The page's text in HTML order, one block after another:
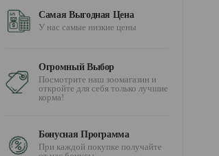
Самая Выгодная Цена
У нас самые низкие цены
Огромный Выбор
Посмотрите наш зоомагазин и
откройте для себя только лучшие
корма!
Бонусная Программа
При каждой покупке получайте